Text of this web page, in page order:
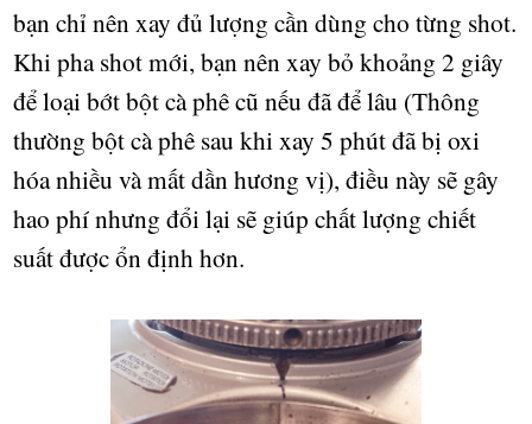
bạn chỉ nên xay đủ lượng cần dùng cho từng shot.
Khi pha shot mới, bạn nên xay bỏ khoảng 2 giây
đểloại bớt bột cà phê cũ nếu đã đểlâu (Thông
thường bột cà phê sau khi xay 5 phút đã bịoxi
hóa nhiều và mất dần hương vị), điều này sẽ gây
hao phí nhưng đổi lại sẽ giúp chất lượng chiết
suất đượcổn định hơn.